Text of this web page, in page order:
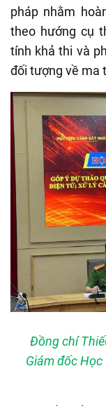
pháp nhằm
theo hướng cụ
tính khả thi và
đối tượng về ma
Đồng chí
Giám đốc